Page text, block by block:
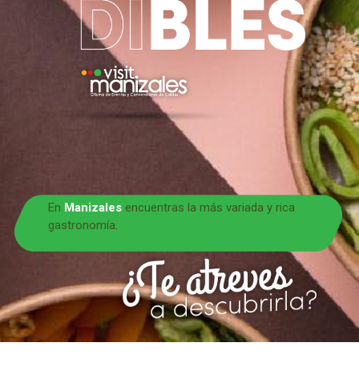
En Manizales encuentras la más variada y rica
gastronomía.